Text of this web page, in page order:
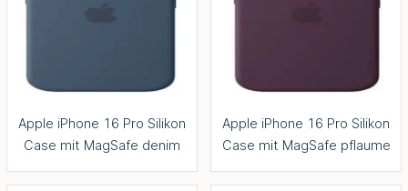
Apple iPhone 16 Pro Silikon
Case mit MagSafe denim
Apple iPhone 16 Pro Silikon
Case mit MagSafe pflaume